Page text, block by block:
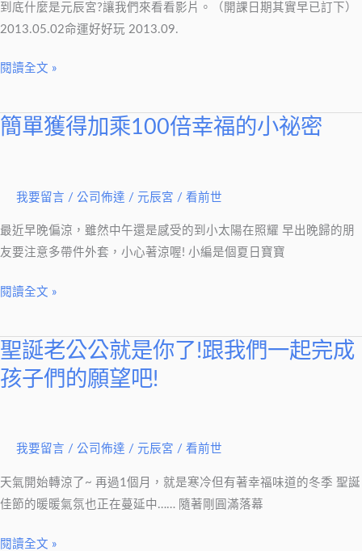
到底什麼是元辰宮?讓我們來看看影片。（開課日期其實早已訂下）
2013.05.02命運好好玩 2013.09.
屆）
閱讀全文 »
簡單獲得加乘100倍幸福的小祕密
我要留言 / 公司佈達 / 元辰宮 / 看前世
最近早晚偏涼，雖然中午還是感受的到小太陽在照耀 早出晚歸的朋
友要注意多帶件外套，小心著涼喔! 小編是個夏日寶寶
簡
乘
100
幸
的
小
祕
閱讀全文 »
聖誕老公公就是你了!跟我們一起完成
孩子們的願望吧!
我要留言 / 公司佈達 / 元辰宮 / 看前世
天氣開始轉涼了~ 再過1個月，就是寒冷但有著幸福味道的冬季 聖誕
佳節的暖暖氣氛也正在蔓延中…… 隨著剛圓滿落幕
聖
誕
老
是
你
跟
閱讀全文 »